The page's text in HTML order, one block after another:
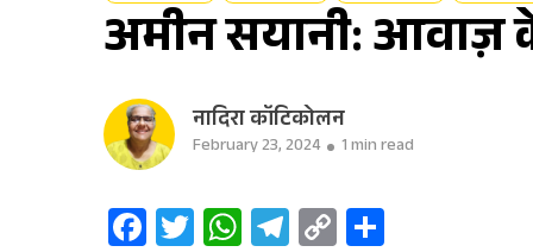
अमीन सयानी: आवाज़
नादिरा कॉटिकोलन
February 23, 2024 1 min read
Facebook
Twitter
WhatsApp
Telegram
Copy